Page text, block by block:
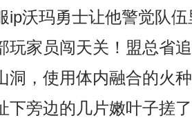
ip沃玛勇士让他警觉队
玩家员闯天关！盟总省
洞，使用体内融合的火
下旁边的几片嫩叶子搓